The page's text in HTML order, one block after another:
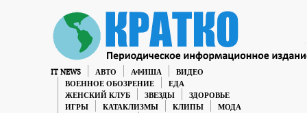
IT NEWS АВТО АФИША
ВИДЕО
ВОЕННОЕ ОБОЗРЕНИЕ
ЕДА
ЖЕНСКИЙ КЛУБ
ЗВЕЗДЫ
ЗДОРОВЬЕ
ИГРЫ
КАТАКЛИЗМЫ КЛИПЫ
МОДА